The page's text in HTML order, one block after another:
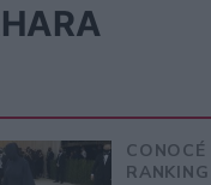
CONOCÉ